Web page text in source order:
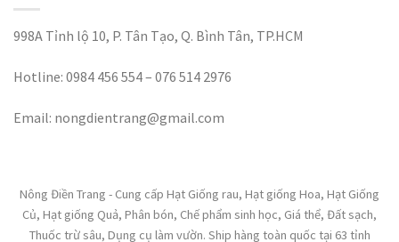
998A Tỉnh lộ 10, P. Tân Tạo, Q. Bình Tân, TP.HCM
Hotline: 0984 456 554 – 076 514 2976
Email: nongdientrang@gmail.com
Nông Điền Trang - Cung cấp Hạt Giống rau, Hạt giống Hoa, Hạt Giống
Củ, Hạt giống Quả, Phân bón, Chế phẩm sinh học, Giá thể, Đất sạch,
Thuốc trừ sâu, Dụng cụ làm vườn. Ship hàng toàn quốc tại 63 tỉnh